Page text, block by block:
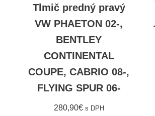
Tlmič predný pravý
VW PHAETON 02-,
BENTLEY
CONTINENTAL
COUPE, CABRIO 08-,
FLYING SPUR 06-
280,90€ s DPH